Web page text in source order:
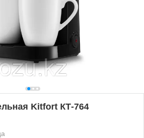
Kitfort КТ-764